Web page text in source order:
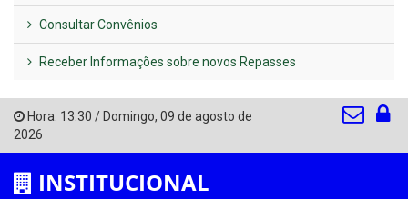
Consultar Convênios
Receber Informações sobre novos Repasses
Hora: 13:30 / Domingo, 09 de agosto de
2026
INSTITUCIONAL